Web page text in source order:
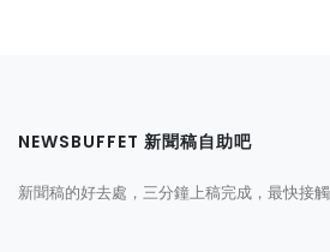
NEWSBUFFET 新聞稿自助吧
新聞稿的好去處，三分鐘上稿完成，最快接